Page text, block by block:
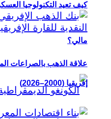
كيف تعيد التكنولوجيا
مالي؟
علاقة الذهب بالصراعات
إفريقيا (2000–2026)